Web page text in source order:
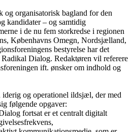
og organisatorisk bagland for den
kandidater – og samtidig
i de nu fem storkredse i regionen
Københavns Omegn, Nordsjælland,
bestyrelse har det
Dialog. Redaktøren vil referere
ift. ønsker om indhold og
iderig og operationel ildsjæl, der med
følgende opgaver:
fortsat er et centralt digitalt